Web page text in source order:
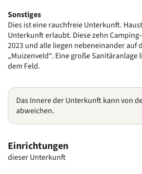
Sonstiges
Dies ist eine rauchfreie Unterkunft.
Unterkunft erlaubt. Diese zehn
2023 und alle liegen nebeneinander auf
„Muizenveld“. Eine große
dem Feld.
Das Innere der Unterkunft kann von
abweichen.
Einrichtungen
dieser Unterkunft